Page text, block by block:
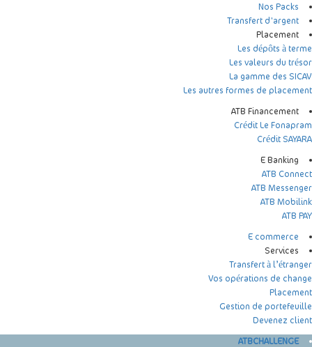
Nos Packs
Transfert d'argent
Placement
Les dépôts à terme
Les valeurs du trésor
La gamme des SICAV
Les autres formes de placement
ATB Financement
Crédit Le Fonapram
Crédit SAYARA
E Banking
ATB Connect
ATB Messenger
ATB Mobilink
ATB PAY
E commerce
Services
Transfert à l’étranger
Vos opérations de change
Placement
Gestion de portefeuille
Devenez client
ATBCHALLENGE